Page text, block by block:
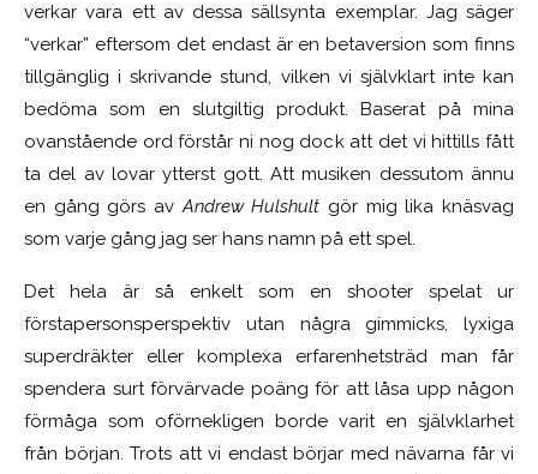
verkar vara ett av dessa sällsynta exemplar. Jag säger
“verkar” eftersom det endast är en betaversion som finns
tillgänglig i skrivande stund, vilken vi självklart inte kan
bedöma som en slutgiltig produkt. Baserat på mina
ovanstående ord förstår ni nog dock att det vi hittills fått
ta del av lovar ytterst gott. Att musiken dessutom ännu
en gång görs avAndrew Hulshult gör mig lika knäsvag
som varje gång jag ser hans namn på ett spel.
Det hela är så enkelt som en shooter spelat ur
förstapersonsperspektiv utan några gimmicks, lyxiga
superdräkter eller komplexa erfarenhetsträd man får
spendera surt förvärvade poäng för att låsa upp någon
förmåga som oförnekligen borde varit en självklarhet
från början. Trots att vi endast börjar med nävarna får vi